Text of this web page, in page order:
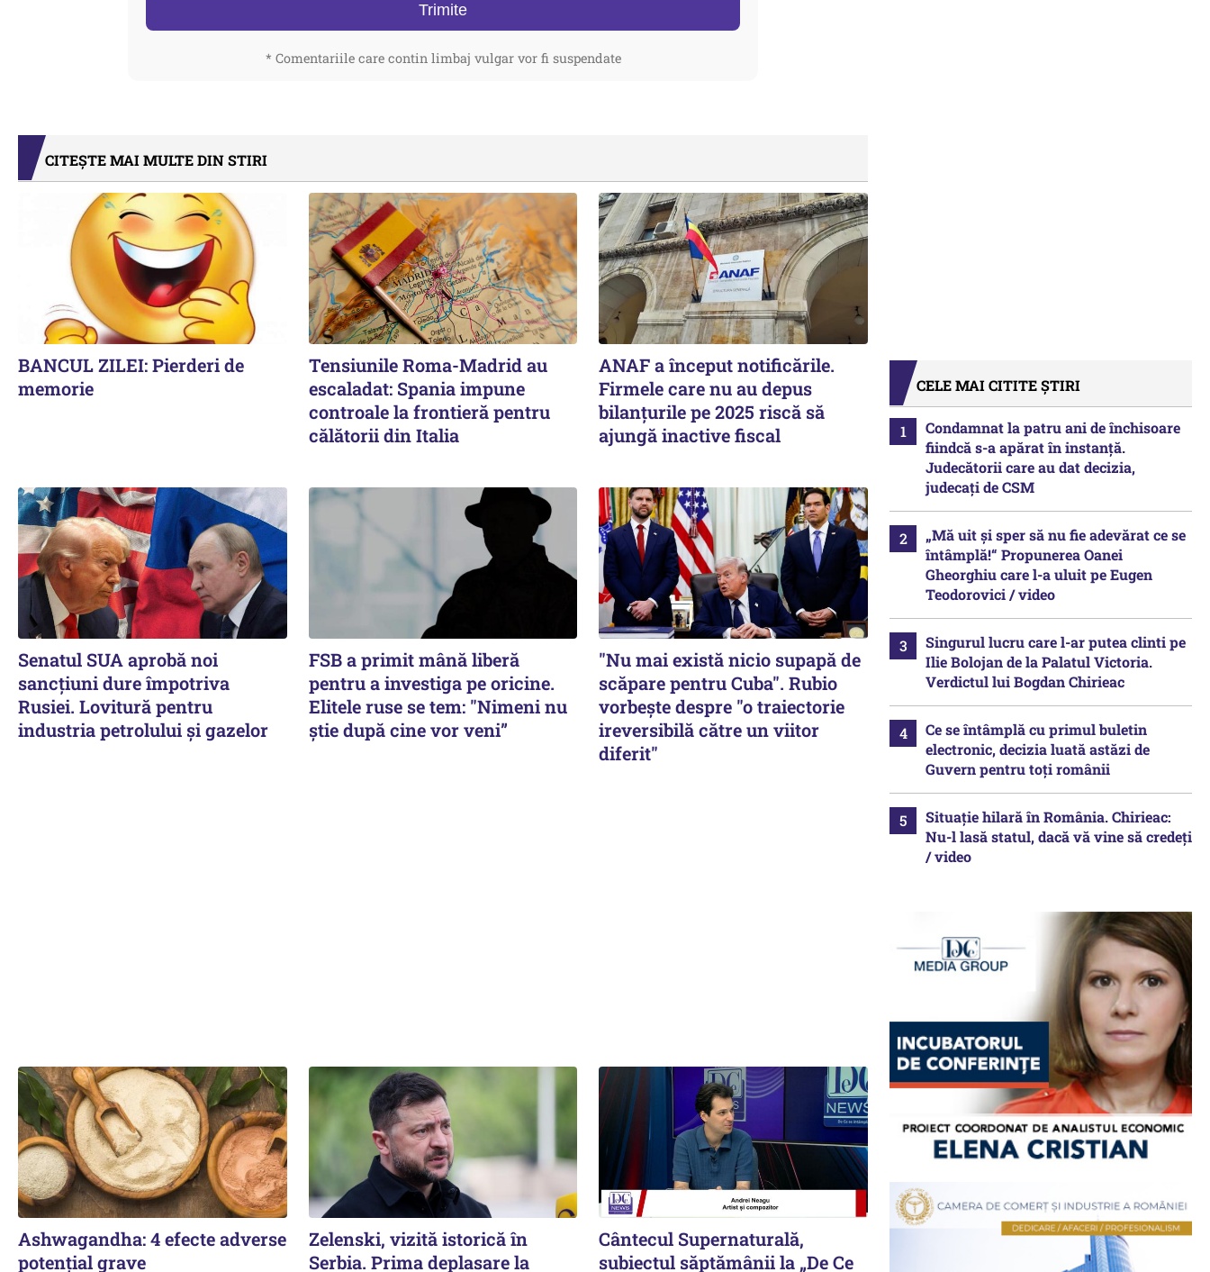
Trimite
* Comentariile care contin limbaj vulgar vor fi suspendate
CITEȘTE MAI MULTE DIN STIRI
BANCUL ZILEI: Pierderi de
memorie
Tensiunile Roma-Madrid au
escaladat: Spania impune
controale la frontieră pentru
călătorii din Italia
ANAF a început notificările.
Firmele care nu au depus
bilanțurile pe 2025 riscă să
ajungă inactive fiscal
Senatul SUA aprobă noi
sancțiuni dure împotriva
Rusiei. Lovitură pentru
industria petrolului și gazelor
FSB a primit mână liberă
pentru a investiga pe oricine.
Elitele ruse se tem: "Nimeni nu
știe după cine vor veni”
"Nu mai există nicio supapă de
scăpare pentru Cuba". Rubio
vorbește despre "o traiectorie
ireversibilă către un viitor
diferit"
Ashwagandha: 4 efecte adverse
potențial grave
Zelenski, vizită istorică în
Serbia. Prima deplasare la
Cântecul Supernaturală,
subiectul săptămânii la „De Ce
CELE MAI CITITE ȘTIRI
Condamnat la patru ani de închisoare
fiindcă s-a apărat în instanță.
Judecătorii care au dat decizia,
judecați de CSM
„Mă uit și sper să nu fie adevărat ce se
întâmplă!“ Propunerea Oanei
Gheorghiu care l-a uluit pe Eugen
Teodorovici / video
Singurul lucru care l-ar putea clinti pe
Ilie Bolojan de la Palatul Victoria.
Verdictul lui Bogdan Chirieac
Ce se întâmplă cu primul buletin
electronic, decizia luată astăzi de
Guvern pentru toți românii
Situație hilară în România. Chirieac:
Nu-l lasă statul, dacă vă vine să credeți
/ video